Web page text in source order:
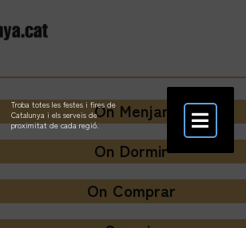
Troba totes les festes i fires de
Catalunya i els serveis de
proximitat de cada regió.
On Menjar
On Dormir
On Comprar